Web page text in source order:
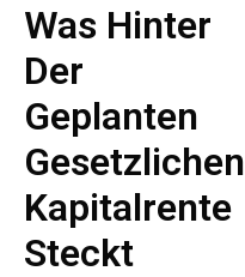
Was Hinter
Der
Geplanten
Gesetzlichen
Kapitalrente
Steckt